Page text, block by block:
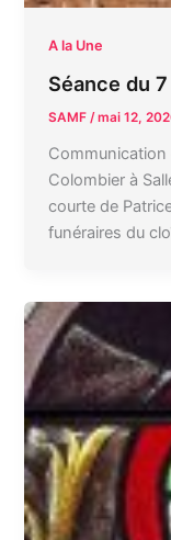
A la Une
Séance du
SAMF/mai 12,
Communication
Colombier à
courte de
funéraires du